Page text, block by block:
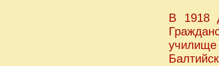
В 1918